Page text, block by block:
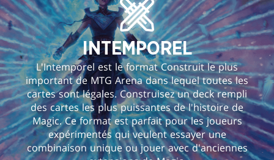
INTEMPOREL
L'Intemporel est le format Construit le plus
important de MTG Arena dans lequel toutes les
cartes sont légales. Construisez un deck rempli
des cartes les plus puissantes de l'histoire de
Magic. Ce format est parfait pour les joueurs
expérimentés qui veulent essayer une
combinaison unique ou jouer avec d'anciennes